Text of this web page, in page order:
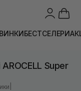
БЕСТСЕЛЕРИ
AROCELL Super